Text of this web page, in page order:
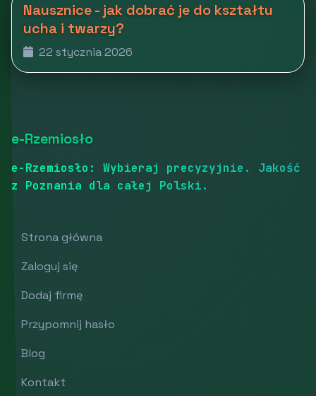
Nausznice - jak dobrać je do kształtu
ucha i twarzy?
22 stycznia 2026
e-Rzemiosło
e-Rzemiosło: Wybieraj precyzyjnie. Jakość
z Poznania dla całej Polski.
Strona główna
Zaloguj się
Dodaj firmę
Przypomnij hasło
Blog
Kontakt